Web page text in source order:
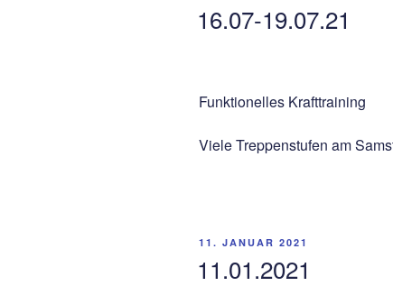
16.07-19.07.21
Funktionelles Krafttraining
Viele Treppenstufen am
VERÖFFENTLICHT
11. JANUAR 2021
11.01.2021